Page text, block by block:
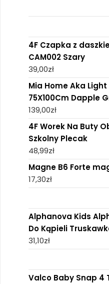
4F Czapka z
CAM002 Szary
39,00zł
Mia Home Aka
75X100Cm Dapple
139,00zł
4F Worek Na Buty
Szkolny Plecak
48,99zł
Magne B6 Forte
17,30zł
Alphanova Kids
Do Kąpieli
31,10zł
Valco Baby Snap 4